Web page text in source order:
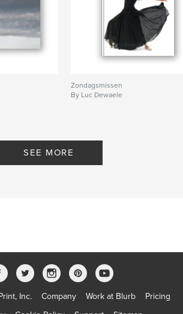
Zondagsmissen
By Luc Dewaele
SEE MORE
Inc. Company Work at Blurb
Pricing